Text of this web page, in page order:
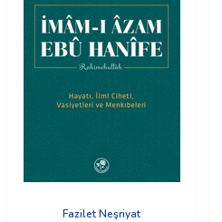
Fazilet Neşriyat